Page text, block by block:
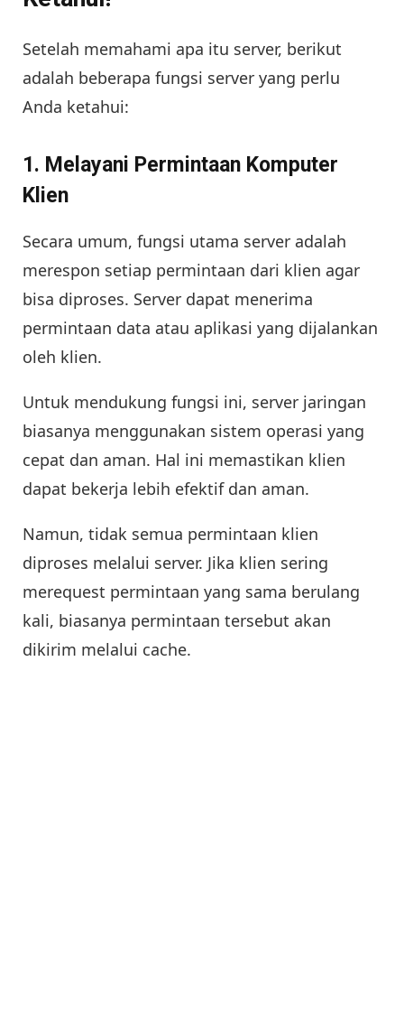
Setelah memahami apa itu server, berikut
adalah beberapa fungsi server yang perlu
Anda ketahui:
1. Melayani Permintaan Komputer
Klien
Secara umum, fungsi utama server adalah
merespon setiap permintaan dari klien agar
bisa diproses. Server dapat menerima
permintaan data atau aplikasi yang dijalankan
oleh klien.
Untuk mendukung fungsi ini, server jaringan
biasanya menggunakan sistem operasi yang
cepat dan aman. Hal ini memastikan klien
dapat bekerja lebih efektif dan aman.
Namun, tidak semua permintaan klien
diproses melalui server. Jika klien sering
merequest permintaan yang sama berulang
kali, biasanya permintaan tersebut akan
dikirim melalui cache.